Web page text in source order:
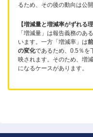
るため、その後の動向は公
【増減量と増減率がずれる理
「増減量」は報告義務のあ
います。一方「増減率」は
の変化であるため、0.5％を
映されます。そのため、増
になるケースがあります。